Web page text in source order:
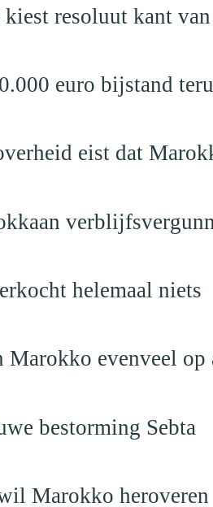
resoluut kant
euro bijstand
eist dat
helemaal niets
evenveel op
bestorming Sebta
Marokko heroveren